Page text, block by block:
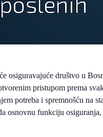
osiguravajuće društvo u
pristupom prema
potreba i spremnošću na
osnovnu funkciju